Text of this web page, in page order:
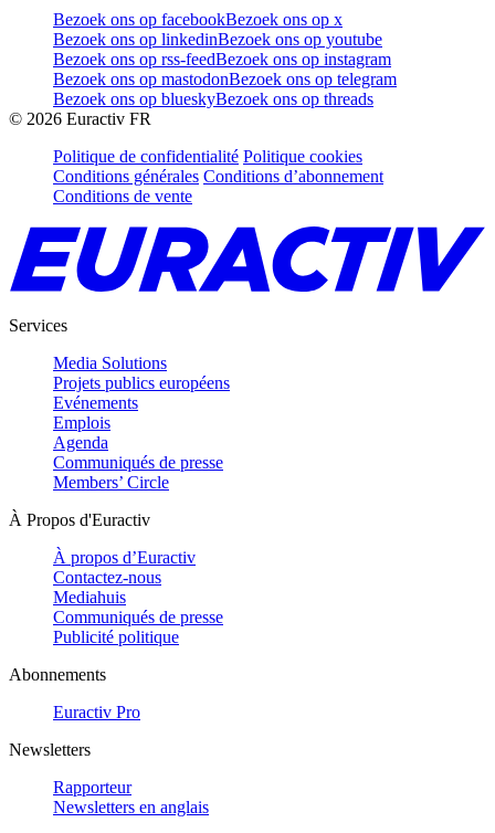
Bezoek ons op facebookBezoek ons op x
Bezoek ons op linkedinBezoek ons op youtube
Bezoek ons op rss-feedBezoek ons op instagram
Bezoek ons op mastodonBezoek ons op telegram
Bezoek ons op blueskyBezoek ons op threads
© 2026 Euractiv FR
Politique de confidentialité Politique cookies
Conditions générales Conditions d’abonnement
Conditions de vente
Services
Media Solutions
Projets publics européens
Evénements
Emplois
Agenda
Communiqués de presse
Members’ Circle
À Propos d'Euractiv
À propos d’Euractiv
Contactez-nous
Mediahuis
Communiqués de presse
Publicité politique
Abonnements
Euractiv Pro
Newsletters
Rapporteur
Newsletters en anglais